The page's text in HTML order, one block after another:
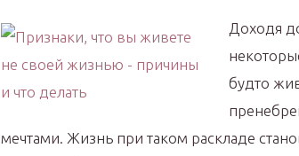
Доходя
будто
мечтами. Жизнь при таком раскладе